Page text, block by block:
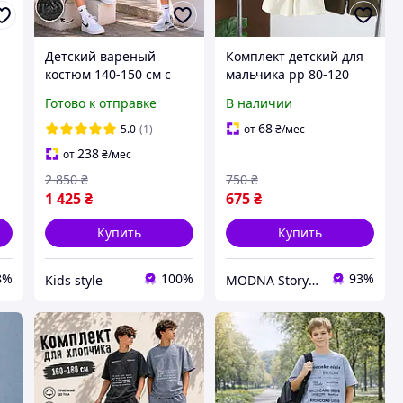
Детский вареный
костюм 140-150 см с
подростка, летние
спортивные
повседневные
комплекты с шортами
для детей
Готово к отправке
5.0 (1)
от238 ₴/мес
1 425 ₴
2 850 ₴
Купить
Kids style 100%
Комплект детский для
мальчика рр 80-120
мальчика Летний
костюм детям
В наличии
от68₴/мес
675₴
750 ₴
Купить
MODNA Story Kids. Интернет-магазин модной детской и подростковой одежды и обуви 93%